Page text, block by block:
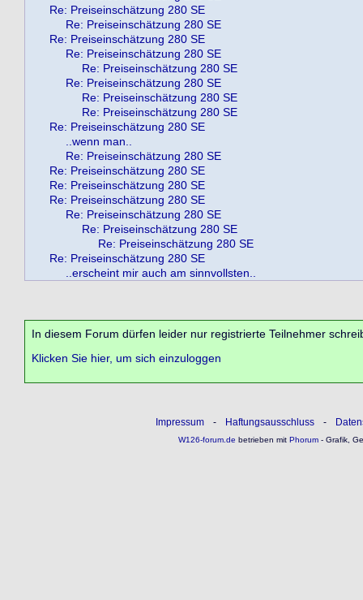
Re: Preiseinschätzung 280 SE
Re: Preiseinschätzung 280 SE
Re: Preiseinschätzung 280 SE
Re: Preiseinschätzung 280 SE
Re: Preiseinschätzung 280 SE
Re: Preiseinschätzung 280 SE
Re: Preiseinschätzung 280 SE
Re: Preiseinschätzung 280 SE
Re: Preiseinschätzung 280 SE
..wenn man..
Re: Preiseinschätzung 280 SE
Re: Preiseinschätzung 280 SE
Re: Preiseinschätzung 280 SE
Re: Preiseinschätzung 280 SE
Re: Preiseinschätzung 280 SE
Re: Preiseinschätzung 280 SE
Re: Preiseinschätzung 280 SE
Re: Preiseinschätzung 280 SE
..erscheint mir auch am sinnvollsten..
In diesem Forum dürfen leider nur registrierte Teilnehmer
Klicken Sie hier, um sich einzuloggen
Impressum - Haftungsausschluss -
W126-forum.de betrieben mitPhorum- Grafik,